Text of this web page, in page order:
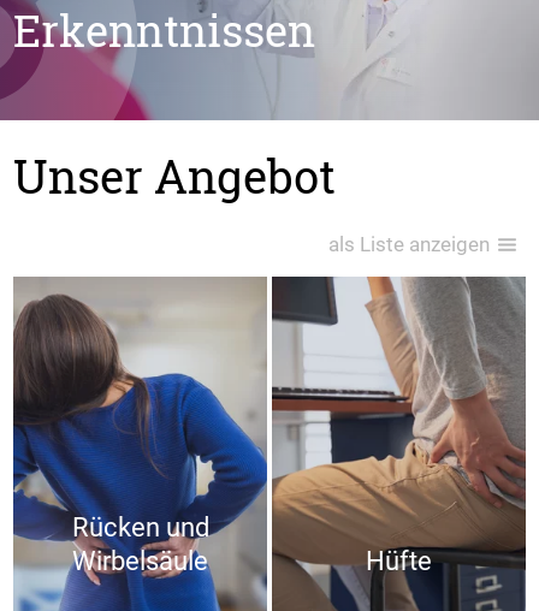
Erkenntnissen
Unser Angebot
als Liste anzeigen
Rücken und
Wirbelsäule
Hüfte